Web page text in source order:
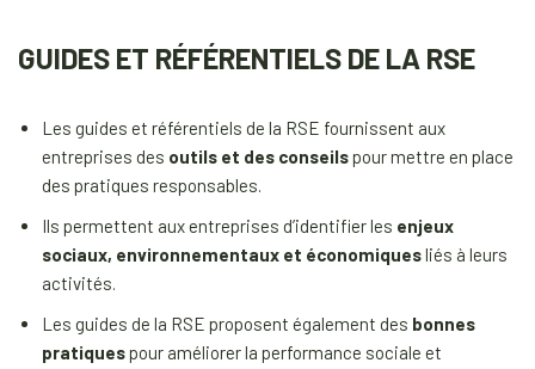
GUIDES ET RÉFÉRENTIELS DE LA RSE
Les guides et référentiels de la RSE fournissent aux
entreprises des outils et des conseilspour mettre en place
des pratiques responsables.
Ils permettent aux entreprises d’identifier les enjeux
sociaux, environnementaux et économiquesliés à leurs
activités.
Les guides de la RSE proposent également des bonnes
pratiquespour améliorer la performance sociale et